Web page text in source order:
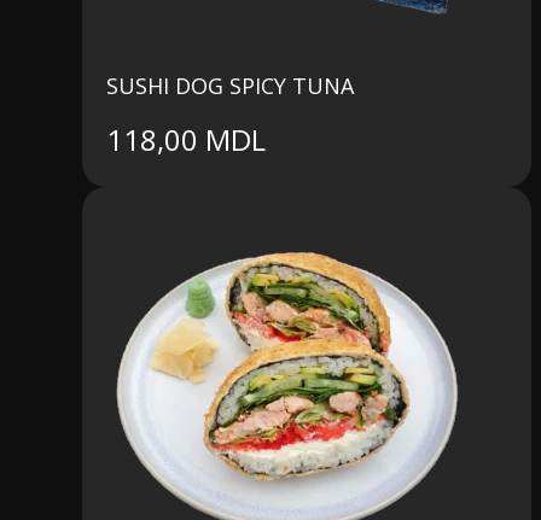
SUSHI DOG SPICY TUNA
118,00 MDL